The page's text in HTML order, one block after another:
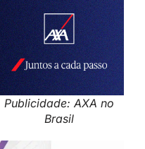
Publicidade: AXA no
Brasil